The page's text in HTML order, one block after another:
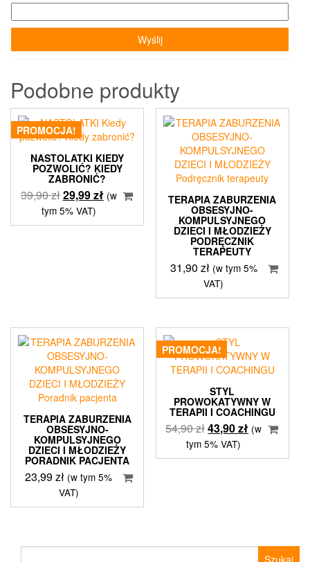
Podobne produkty
PROMOCJA!
NASTOLATKI KIEDY
POZWOLIĆ? KIEDY
ZABRONIĆ?
39,90złPierwotna
cena
wynosiła:
29,99złAktualna
wynosi:
(w
tym 5% VAT)
TERAPIA ZABURZENIA
OBSESYJNO-
KOMPULSYJNEGO
DZIECI I MŁODZIEŻY
PODRĘCZNIK
TERAPEUTY
31,90 zł (w tym 5%
VAT)
TERAPIA ZABURZENIA
OBSESYJNO-
KOMPULSYJNEGO
DZIECI I MŁODZIEŻY
PORADNIK PACJENTA
23,99zł (w tym 5%
VAT)
PROMOCJA!
STYL
PROWOKATYWNY W
TERAPII I COACHINGU
54,90złPierwotna
cena
wynosiła:
43,90złAktualna
wynosi:
(w
tym 5% VAT)